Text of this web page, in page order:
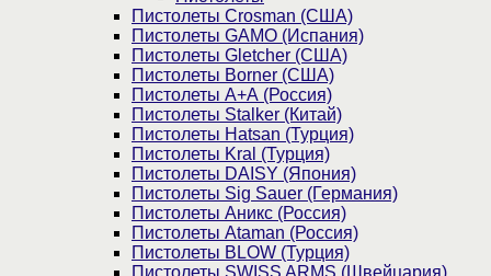
Пистолеты Crosman (США)
Пистолеты GAMO (Испания)
Пистолеты Gletcher (США)
Пистолеты Borner (США)
Пистолеты А+А (Россия)
Пистолеты Stalker (Китай)
Пистолеты Hatsan (Турция)
Пистолеты Kral (Турция)
Пистолеты DAISY (Япония)
Пистолеты Sig Sauer (Германия)
Пистолеты Аникс (Россия)
Пистолеты Ataman (Россия)
Пистолеты BLOW (Турция)